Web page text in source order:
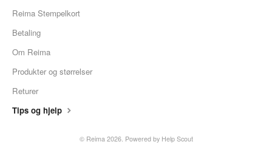
Reima Stempelkort
Betaling
Om Reima
Produkter og størrelser
Returer
Tips og hjelp
© Reima 2026. Powered by Help Scout